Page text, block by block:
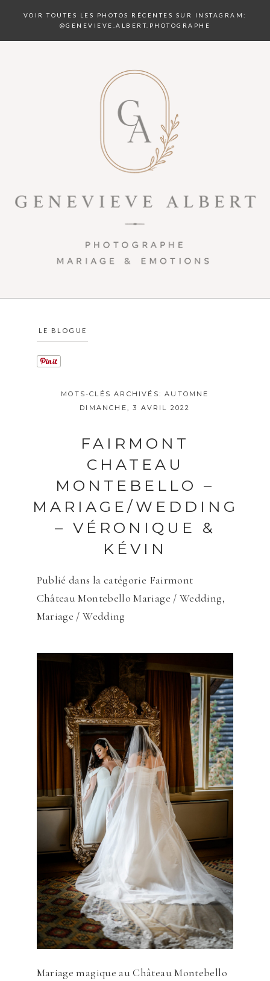
VOIR TOUTES LES PHOTOS RÉCENTES SUR INSTAGRAM:
@GENEVIEVE.ALBERT.PHOTOGRAPHE
LE BLOGUE
MOTS-CLÉS ARCHIVÉS:AUTOMNE
DIMANCHE, 3 AVRIL 2022
FAIRMONT
CHATEAU
MONTEBELLO –
MARIAGE/WEDDING
– VÉRONIQUE &
KÉVIN
Publié dans la catégorie Fairmont
Château Montebello Mariage / Wedding,
Mariage / Wedding
Mariage magique au Château Montebello